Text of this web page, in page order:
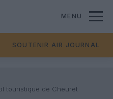
MENU
SOUTENIR AIR JOURNAL
touristique de Cheuret